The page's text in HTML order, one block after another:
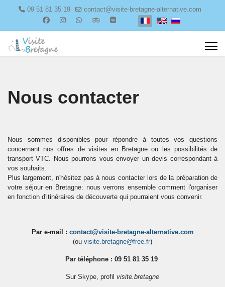
09 51 81 35 19 contact@visite-bretagne-alternative.com
Select your language
Nous contacter
Nous sommes disponibles pour répondre à toutes vos questions
concernant nos offres de visites en Bretagne ou les possibilités de
transport VTC. Nous pourrons vous envoyer un devis correspondant à
vos souhaits.
Plus largement, n'hésitez pas à nous contacter lors de la préparation de
votre séjour en Bretagne: nous verrons ensemble comment l'organiser
en fonction d'itinéraires de découverte qui pourraient vous convenir.
Par e-mail : contact@visite-bretagne-alternative.com
(ou visite.bretagne@free.fr)
Par téléphone : 09 51 81 35 19
Sur Skype, profil visite.bretagne